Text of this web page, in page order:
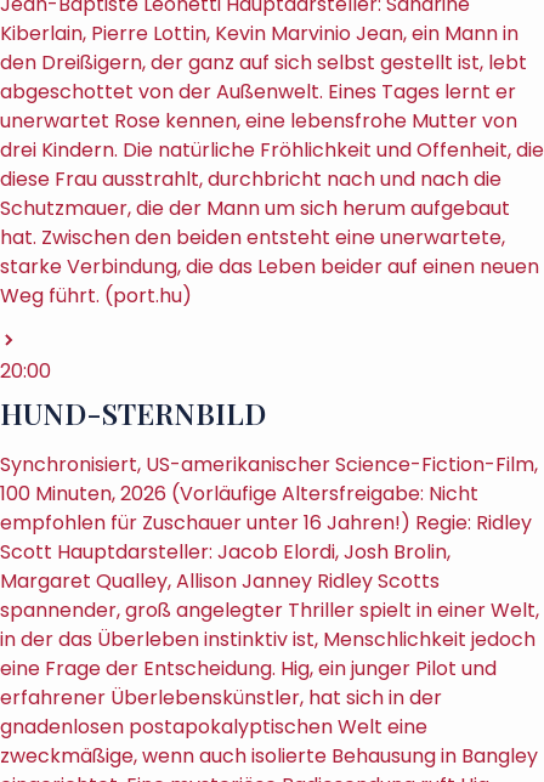
Kiberlain, Pierre Lottin, Kevin Marvinio Jean, ein Mann in
den Dreißigern, der ganz auf sich selbst gestellt ist, lebt
abgeschottet von der Außenwelt. Eines Tages lernt er
unerwartet Rose kennen, eine lebensfrohe Mutter von
drei Kindern. Die natürliche Fröhlichkeit und Offenheit, die
diese Frau ausstrahlt, durchbricht nach und nach die
Schutzmauer, die der Mann um sich herum aufgebaut
hat. Zwischen den beiden entsteht eine unerwartete,
starke Verbindung, die das Leben beider auf einen neuen
Weg führt. (port.hu)
20:00
HUND-STERNBILD
Synchronisiert, US-amerikanischer Science-Fiction-Film,
100 Minuten, 2026 (Vorläufige Altersfreigabe: Nicht
empfohlen für Zuschauer unter 16 Jahren!) Regie: Ridley
Scott Hauptdarsteller: Jacob Elordi, Josh Brolin,
Margaret Qualley, Allison Janney Ridley Scotts
spannender, groß angelegter Thriller spielt in einer Welt,
in der das Überleben instinktiv ist, Menschlichkeit jedoch
eine Frage der Entscheidung. Hig, ein junger Pilot und
erfahrener Überlebenskünstler, hat sich in der
gnadenlosen postapokalyptischen Welt eine
zweckmäßige, wenn auch isolierte Behausung in Bangley